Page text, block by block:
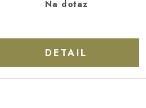
Na dotaz
DETAIL